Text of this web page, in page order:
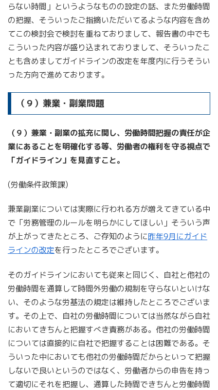
らない時間」というようなものの設定の話、また労働時間
の把握、そういったご指摘いただいてるような内容を含め
てこの検討会で検討を重ねておりまして、報告書の中でも
こういった内容が盛り込まれておりまして、そういったこ
とも含めましてガイドラインの改定を年度内に行うそうい
った方向で進めております。
（９）兼業・副業問題
（９）兼業・副業の拡充に関し、労働時間把握の責任が企
業にあることを明確化する等、労働者の権利を守る視点で
「ガイドライン」を見直すこと。
(労働条件政策課)
兼業副業については実際に行われる方が増えてきている中
で「労務管理のルールを明らかにしてほしい」そういう声
が上がってきたところ、ご存知のように昨年9月にガイド
ラインの改定を行ったところでございます。
そのガイドラインにおいても従来と同じく、自社と他社の
労働時間を通算して時間外労働の規制を守らないといけな
い、そのような労基法の規定は維持したところでございま
す。その上で、自社の労働時間については当然ながら自社
においてきちんと把握すべき責務がある。他社の労働時間
については直接的に自社で把握することは困難である。そ
ういった中においても他社の労働時間だからといって把握
しないで良いというのではなく、労働者からの申告を持っ
て適切にそれを把握し、通算した時間できちんと労働時間